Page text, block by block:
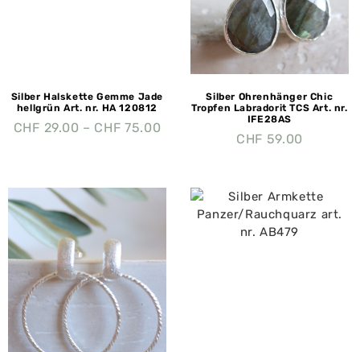
Silber Halskette Gemme Jade
hellgrün Art. nr. HA 120812
CHF 29.00 – CHF 75.00
Silber Ohrenhänger Chic
Tropfen Labradorit TCS Art. nr.
IFE28AS
CHF 59.00